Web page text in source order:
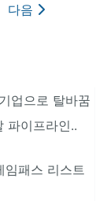
다음
업으로 탈바꿈
파이프라인..
패스 리스트